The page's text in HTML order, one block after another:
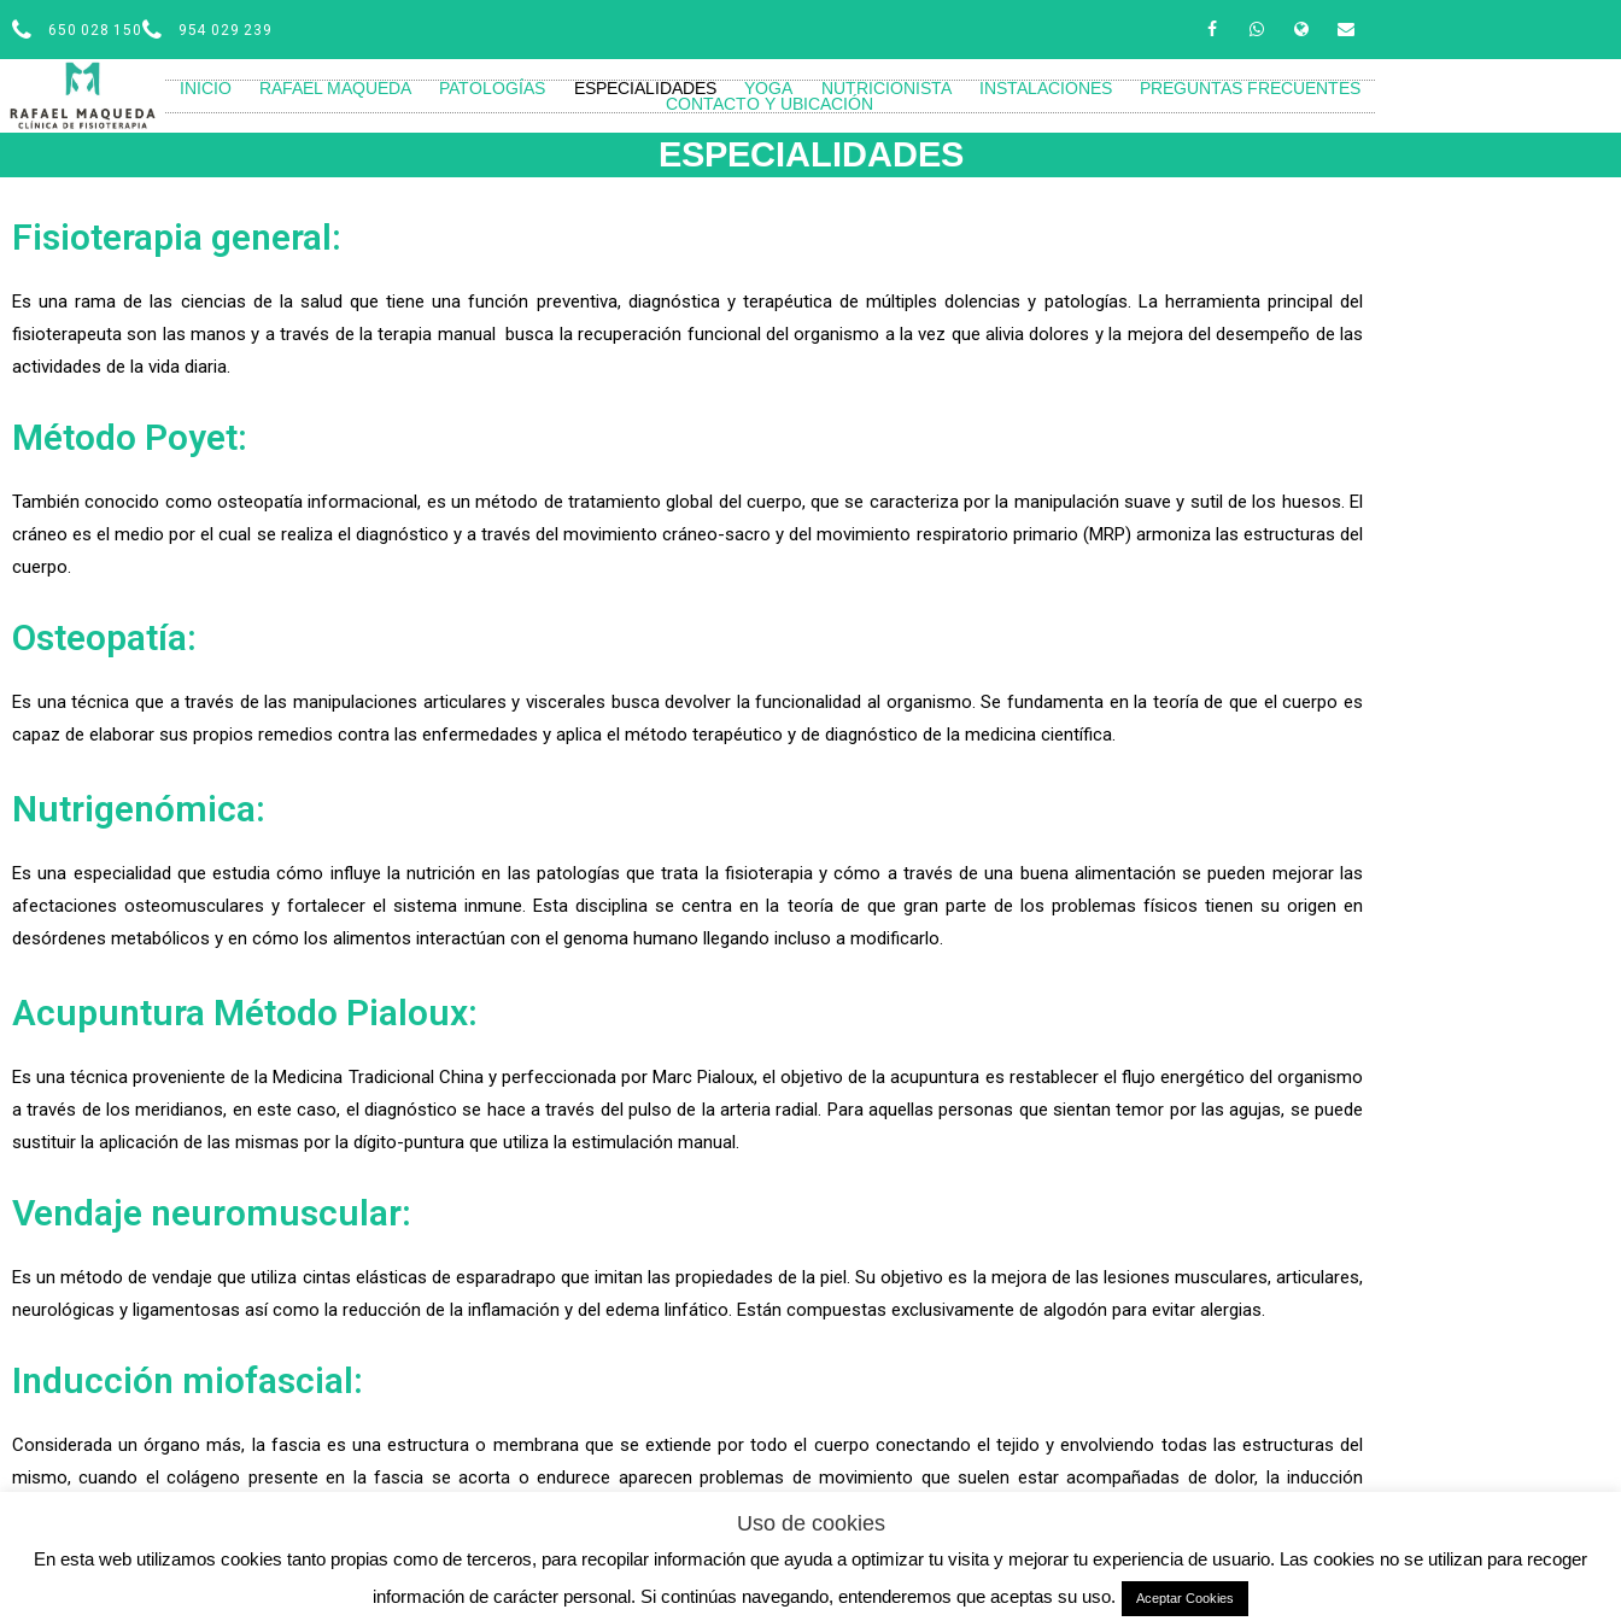
650 028 150 954 029 239
INICIO RAFAEL MAQUEDA PATOLOGÍAS ESPECIALIDADES YOGA NUTRICIONISTA INSTALACIONES
PREGUNTAS FRECUENTES
CONTACTO Y UBICACIÓN
ESPECIALIDADES
Fisioterapia general:
Es una rama de las ciencias de la salud que tiene una función preventiva, diagnóstica y terapéutica de múltiples dolencias y patologías. La herramienta principal del
fisioterapeuta son las manos y a través de la terapia manual busca la recuperación funcional del organismo a la vez que alivia dolores y la mejora del desempeño de las
actividades de la vida diaria.
Método Poyet:
También conocido como osteopatía informacional, es un método de tratamiento global del cuerpo, que se caracteriza por la manipulación suave y sutil de los huesos. El
cráneo es el medio por el cual se realiza el diagnóstico y a través del movimiento cráneo-sacro y del movimiento respiratorio primario (MRP) armoniza las estructuras del
cuerpo.
Osteopatía:
Es una técnica que a través de las manipulaciones articulares y viscerales busca devolver la funcionalidad al organismo. Se fundamenta en la teoría de que el cuerpo es
capaz de elaborar sus propios remedios contra las enfermedades y aplica el método terapéutico y de diagnóstico de la medicina científica.
Nutrigenómica:
Es una especialidad que estudia cómo influye la nutrición en las patologías que trata la fisioterapia y cómo a través de una buena alimentación se pueden mejorar las
afectaciones osteomusculares y fortalecer el sistema inmune. Esta disciplina se centra en la teoría de que gran parte de los problemas físicos tienen su origen en
desórdenes metabólicos y en cómo los alimentos interactúan con el genoma humano llegando incluso a modificarlo.
Acupuntura Método Pialoux:
Es una técnica proveniente de la Medicina Tradicional China y perfeccionada por Marc Pialoux, el objetivo de la acupuntura es restablecer el flujo energético del organismo
a través de los meridianos, en este caso, el diagnóstico se hace a través del pulso de la arteria radial. Para aquellas personas que sientan temor por las agujas, se puede
sustituir la aplicación de las mismas por la dígito-puntura que utiliza la estimulación manual.
Vendaje neuromuscular:
Es un método de vendaje que utiliza cintas elásticas de esparadrapo que imitan las propiedades de la piel. Su objetivo es la mejora de las lesiones musculares, articulares,
neurológicas y ligamentosas así como la reducción de la inflamación y del edema linfático. Están compuestas exclusivamente de algodón para evitar alergias.
Inducción miofascial:
Considerada un órgano más, la fascia es una estructura o membrana que se extiende por todo el cuerpo conectando el tejido y envolviendo todas las estructuras del
mismo, cuando el colágeno presente en la fascia se acorta o endurece aparecen problemas de movimiento que suelen estar acompañadas de dolor, la inducción
miofascial es una técnica revolucionaria en fisioterapia que consiste en la liberación del tejido conductivo aliviando de forma considerable el dolor y la falta de movilidad.
Centro de Fisioterapia y Osteopatía Rafael Maqueda
BETTER CALL RAFA
Aviso Legal
Política de cookies
Politica de privacidad
Uso de cookies
En esta web utilizamos cookies tanto propias como de terceros, para recopilar información que ayuda a optimizar tu visita y mejorar tu experiencia de usuario. Las cookies no se utilizan para recoger
información de carácter personal. Si continúas navegando, entenderemos que aceptas su uso.
Aceptar Cookies